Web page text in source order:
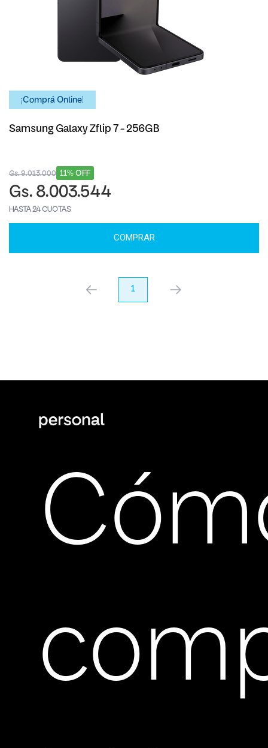
¡Comprá Online!
Samsung Galaxy Zflip 7 - 256GB
11% OFF
Gs. 9.013.000
Gs. 8.003.544
HASTA 24 CUOTAS
COMPRAR
anterior 1 próximo